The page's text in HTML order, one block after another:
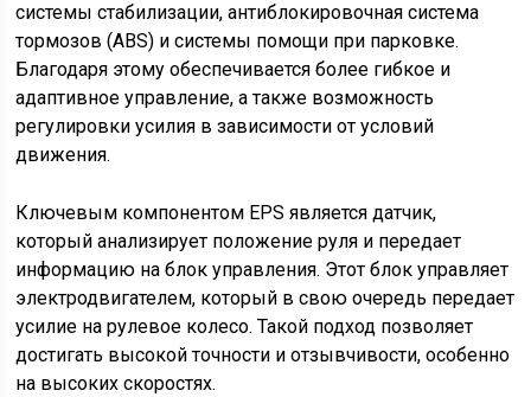
системы стабилизации, антиблокировочная система
тормозов (ABS) и системы помощи при парковке.
Благодаря этому обеспечивается более гибкое и
адаптивное управление, а также возможность
регулировки усилия в зависимости от условий
движения.
Ключевым компонентом EPS является датчик,
который анализирует положение руля и передает
информацию на блок управления. Этот блок управляет
электродвигателем, который в свою очередь передает
усилие на рулевое колесо. Такой подход позволяет
достигать высокой точности и отзывчивости, особенно
на высоких скоростях.